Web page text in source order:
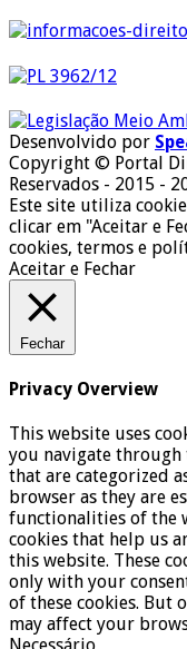
Desenvolvido por
Copyright © Portal
Reservados - 2015 -
Este site utiliza
clicar em "Aceitar e
cookies, termos e
Aceitar e Fechar
Fechar
Privacy Overview
This website uses
you navigate through
that are categorized
browser as they are
functionalities of the
cookies that help us
this website. These
only with your
of these cookies. But
may affect your